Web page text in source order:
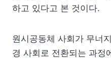
하고 있다고 본 것이다.
원시공동체 사회가 무너
경 사회로 전환되는 과정